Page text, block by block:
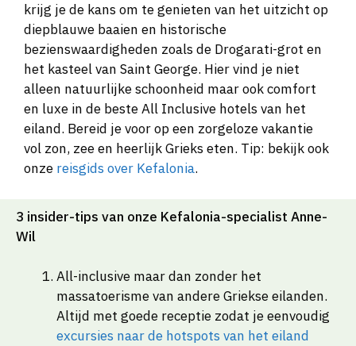
krijg je de kans om te genieten van het uitzicht op
diepblauwe baaien en historische
bezienswaardigheden zoals de Drogarati-grot en
het kasteel van Saint George. Hier vind je niet
alleen natuurlijke schoonheid maar ook comfort
en luxe in de beste All Inclusive hotels van het
eiland. Bereid je voor op een zorgeloze vakantie
vol zon, zee en heerlijk Grieks eten. Tip: bekijk ook
onze reisgids over Kefalonia.
3 insider-tips van onze Kefalonia-specialist Anne-
Wil
All-inclusive maar dan zonder het
massatoerisme van andere Griekse eilanden.
Altijd met goede receptie zodat je eenvoudig
excursies naar de hotspots van het eiland